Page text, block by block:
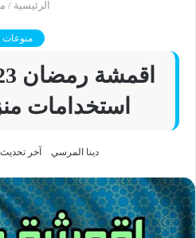
الرئيسية /
منوعات
استخدامات
دينا المرسي آخر تحديث: 21 مارس،